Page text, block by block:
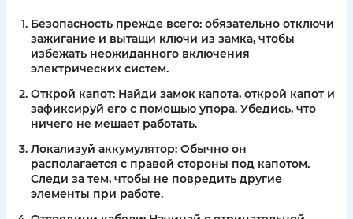
Безопасность прежде всего: обязательно отключи
зажигание и вытащи ключи из замка, чтобы
избежать неожиданного включения
электрических систем.
Открой капот: Найди замок капота, открой капот и
зафиксируй его с помощью упора. Убедись, что
ничего не мешает работать.
Локализуй аккумулятор: Обычно он
располагается с правой стороны под капотом.
Следи за тем, чтобы не повредить другие
элементы при работе.